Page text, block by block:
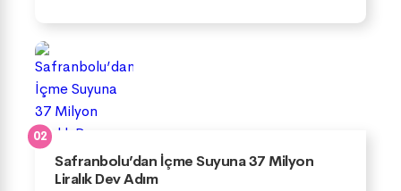
Safranbolu’dan İçme Suyuna 37 Milyon
Liralık Dev Adım